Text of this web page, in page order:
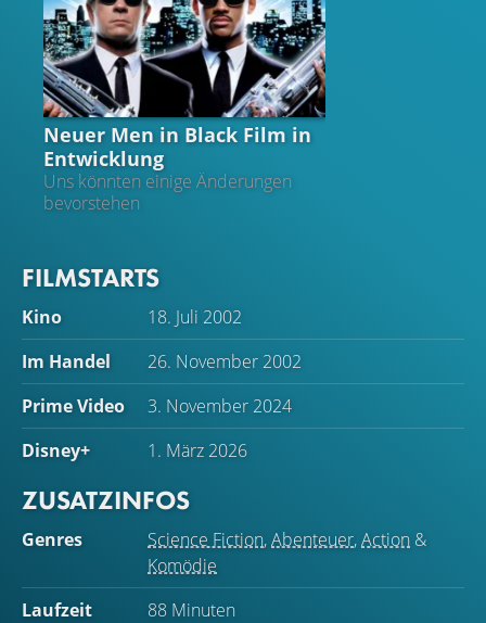
MEN IN BLACK
Neuer Men in Black Film in
Entwicklung
Uns könnten einige Änderungen
bevorstehen
FILMSTARTS
Kino
18. Juli 2002
Im Handel
26. November 2002
Prime Video
3. November 2024
Disney+
1. März 2026
ZUSATZINFOS
Genres Science Fiction,Abenteuer,Action &
Komödie
Laufzeit
88 Minuten